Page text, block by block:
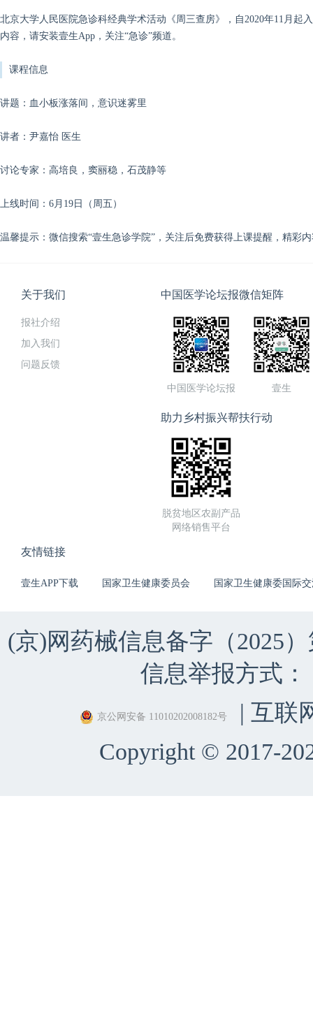
北京大学人民医院急诊科经典学术活动《周三查房》，自2020年11月
内容，请安装壹生App，关注“急诊”频道。
课程信息
讲题：血小板涨落间，意识迷雾里
讲者：尹嘉怡 医生
讨论专家：高培良，窦丽稳，石茂静等
上线时间：6月19日（周五）
温馨提示：微信搜索“壹生急诊学院”，关注后免费获得上课提醒，精彩
关于我们
报社介绍
加入我们
问题反馈
中国医学论坛报微信矩阵
中国医学论坛报 壹生
助力乡村振兴帮扶行动
脱贫地区农副产品
网络销售平台
友情链接
壹生APP下载 国家卫生健康委员会 国家卫生健康委国际
(京)网药械信息备字（2025
信息举报方式：
京公网安备 11010202008182号
| 互联
Copyright © 2017-